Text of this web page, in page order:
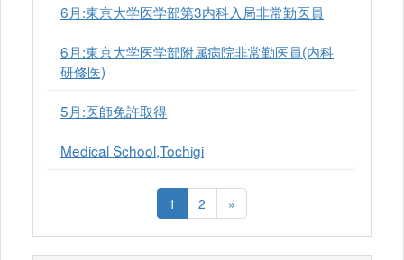
6月:東京大学医学部第3内科入局非常勤医員
6月:東京大学医学部附属病院非常勤医員(内科
研修医)
5月:医師免許取得
Medical School,Tochigi
1 2 »